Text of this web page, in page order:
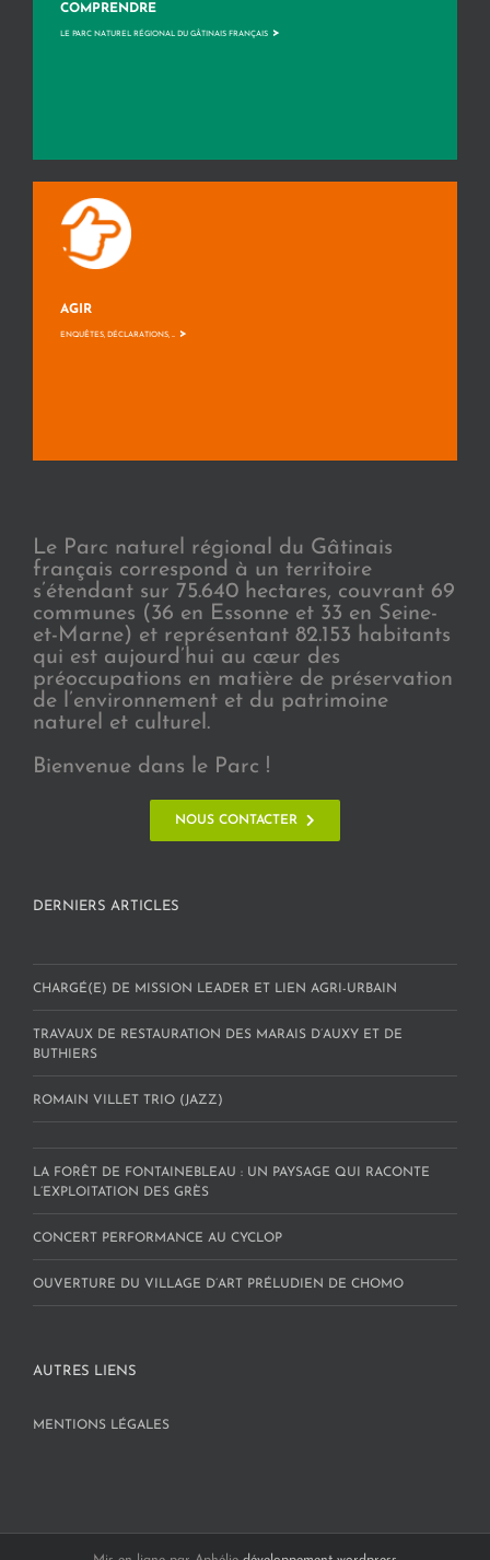
COMPRENDRE
LE PARC NATUREL RÉGIONAL DU GÂTINAIS FRANÇAIS >
AGIR
ENQUÊTES, DÉCLARATIONS, ... >
Le Parc naturel régional du Gâtinais
français correspond à un territoire
s’étendant sur 75.640 hectares, couvrant 69
communes (36 en Essonne et 33 en Seine-
et-Marne) et représentant 82.153 habitants
qui est aujourd’hui au cœur des
préoccupations en matière de préservation
de l’environnement et du patrimoine
naturel et culturel.
Bienvenue dans le Parc !
NOUS CONTACTER
DERNIERS ARTICLES
CHARGÉ(E) DE MISSION LEADER ET LIEN AGRI-URBAIN
TRAVAUX DE RESTAURATION DES MARAIS D’AUXY ET DE
BUTHIERS
ROMAIN VILLET TRIO (JAZZ)
LA FORÊT DE FONTAINEBLEAU : UN PAYSAGE QUI RACONTE
L’EXPLOITATION DES GRÈS
CONCERT PERFORMANCE AU CYCLOP
OUVERTURE DU VILLAGE D’ART PRÉLUDIEN DE CHOMO
AUTRES LIENS
MENTIONS LÉGALES